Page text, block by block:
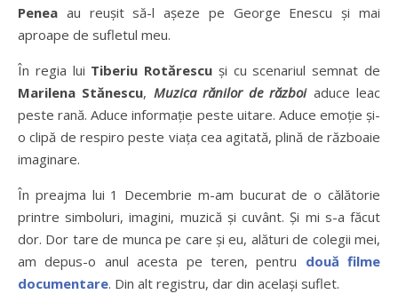
Penea au reușit să-l așeze pe George Enescu și mai
aproape de sufletul meu.
În regia lui Tiberiu Rotărescu și cu scenariul semnat de
Marilena Stănescu, Muzica rănilor de războiaduce leac
peste rană. Aduce informație peste uitare. Aduce emoție și-
o clipă de respiro peste viața cea agitată, plină de războaie
imaginare.
În preajma lui 1 Decembrie m-am bucurat de o călătorie
printre simboluri, imagini, muzică și cuvânt. Și mi s-a făcut
dor. Dor tare de munca pe care și eu, alături de colegii mei,
am depus-o anul acesta pe teren, pentru două filme
documentare. Din alt registru, dar din același suflet.